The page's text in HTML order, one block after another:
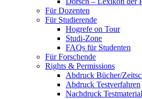
Für Dozenten
Für Studierende
Hogrefe on Tour
Studi-Zone
FAQs für Studenten
Für Forschende
Rights & Permissions
Abdruck Bücher/
Abdruck Testverfahren
Nachdruck